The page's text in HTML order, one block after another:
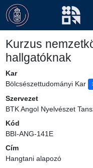
Kurzus
hallgatóknak
Kar
Bölcsészettudományi Kar
Szervezet
BTK Angol Nyelvészet
Kód
BBI-ANG-141E
Cím
Hangtani alapozó